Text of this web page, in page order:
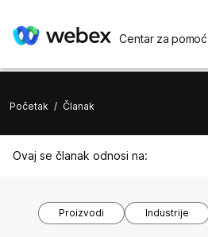
Centar za pomoć
Početak / Članak
Ovaj se članak odnosi na:
Proizvodi Industrije